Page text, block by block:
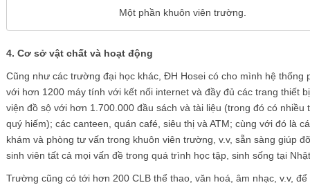
Một phần khuôn viên trường.
4. Cơ sở vật chất và hoạt động
Cũng như các trường đại học khác, ĐH Hosei có cho mình hệ thống
với hơn 1200 máy tính với kết nối internet và đầy đủ các trang thiết
viện đồ sộ với hơn 1.700.000 đầu sách và tài liệu (trong đó có nhiều
quý hiếm); các canteen, quán café, siêu thị và ATM; cùng với đó là
khám và phòng tư vấn trong khuôn viên trường, v.v, sẵn sàng giúp
sinh viên tất cả mọi vấn đề trong quá trình học tập, sinh sống tại
Trường cũng có tới hơn 200 CLB thể thao, văn hoá, âm nhạc, v.v, để